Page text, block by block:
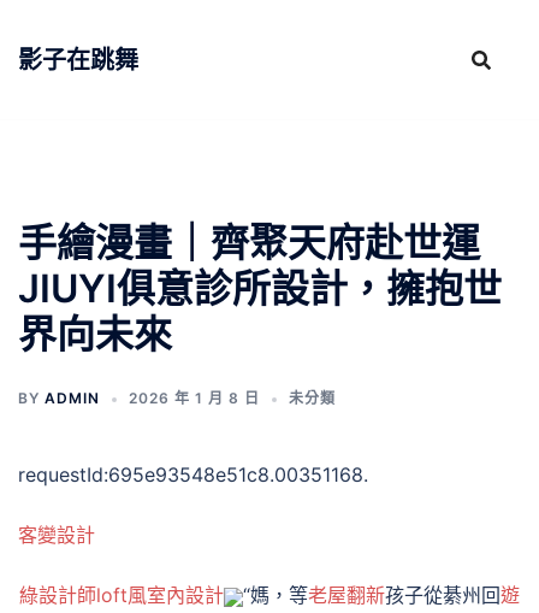
影子在跳舞
手繪漫畫｜齊聚天府赴世運
JIUYI俱意診所設計，擁抱世
界向未來
BY ADMIN 2026 年 1 月 8 日 未分類
requestId:695e93548e51c8.00351168.
客變設計
綠設計師loft風室內設計 “媽，等老屋翻新孩子從綦州回遊